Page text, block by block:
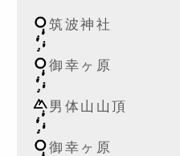
筑波神社
御幸ヶ原
男体山山頂
御幸ヶ原